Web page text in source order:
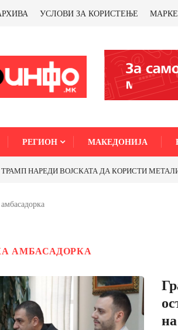
УСЛОВИ ЗА КОРИСТЕЊЕ
РЕГИОН МАКЕДОНИЈА
ТРАМП НАРЕДИ ВОЈСКАТА ДА КОРИСТИ МЕТАЛИ
АМБАСАДОРКА